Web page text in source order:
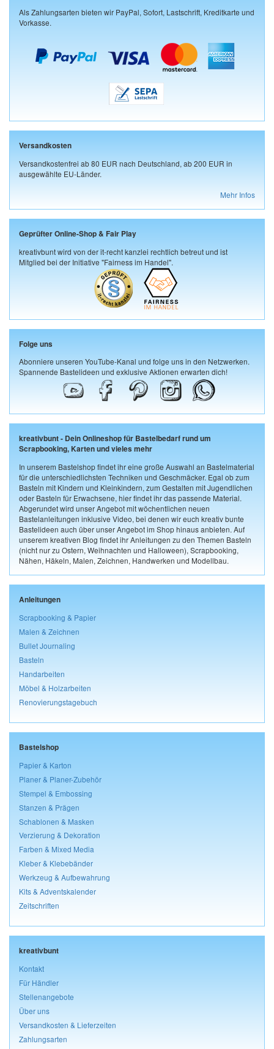
Als Zahlungsarten bieten wir PayPal, Sofort, Lastschrift, Kreditkarte und
Vorkasse.
Versandkosten
Versandkostenfrei ab 80 EUR nach Deutschland, ab 200 EUR in
ausgewählte EU-Länder.
Mehr Infos
Geprüfter Online-Shop & Fair Play
kreativbunt wird von der it-recht kanzlei rechtlich betreut und ist
Mitglied bei der Initiative "Fairness im Handel".
Folge uns
Abonniere unseren YouTube-Kanal und folge uns in den Netzwerken.
Spannende Bastelideen und exklusive Aktionen erwarten dich!
kreativbunt - Dein Onlineshop für Bastelbedarf rund um
Scrapbooking, Karten und vieles mehr
In unserem Bastelshop findet ihr eine große Auswahl an Bastelmaterial
für die unterschiedlichsten Techniken und Geschmäcker. Egal ob zum
Basteln mit Kindern und Kleinkindern, zum Gestalten mit Jugendlichen
oder Basteln für Erwachsene, hier findet ihr das passende Material.
Abgerundet wird unser Angebot mit wöchentlichen neuen
Bastelanleitungen inklusive Video, bei denen wir euch kreativ bunte
Bastelideen auch über unser Angebot im Shop hinaus anbieten. Auf
unserem kreativen Blog findet ihr Anleitungen zu den Themen Basteln
(nicht nur zu Ostern, Weihnachten und Halloween), Scrapbooking,
Nähen, Häkeln, Malen, Zeichnen, Handwerken und Modellbau.
Anleitungen
Scrapbooking & Papier
Malen & Zeichnen
Bullet Journaling
Basteln
Handarbeiten
Möbel & Holzarbeiten
Renovierungstagebuch
Bastelshop
Papier & Karton
Planer & Planer-Zubehör
Stempel & Embossing
Stanzen & Prägen
Schablonen & Masken
Verzierung & Dekoration
Farben & Mixed Media
Kleber & Klebebänder
Werkzeug & Aufbewahrung
Kits & Adventskalender
Zeitschriften
kreativbunt
Kontakt
Für Händler
Stellenangebote
Über uns
Versandkosten & Lieferzeiten
Zahlungsarten